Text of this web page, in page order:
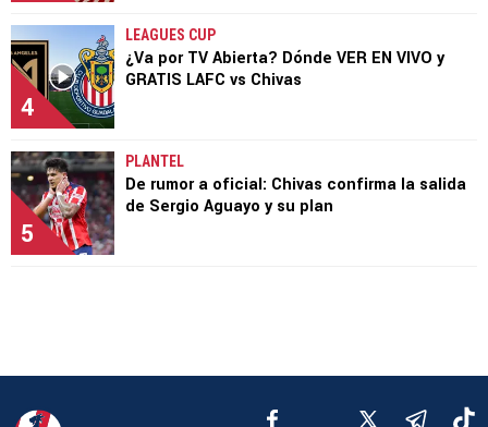
4
LEAGUES CUP
¿Va por TV Abierta? Dónde VER EN VIVO y
GRATIS LAFC vs Chivas
5
PLANTEL
De rumor a oficial: Chivas confirma la salida
de Sergio Aguayo y su plan